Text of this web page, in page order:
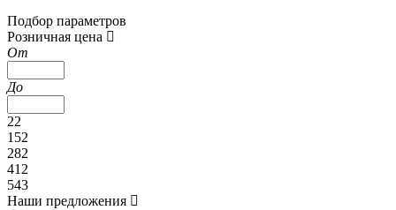
Подбор параметров
Розничная цена
От
До
22
152
282
412
543
Наши предложения